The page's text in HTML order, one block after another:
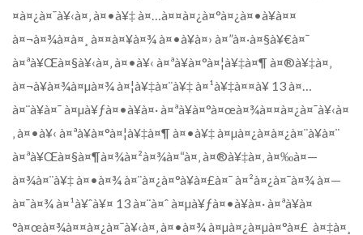
¤à¤¿à¤¯à¥‹à¤‚ à¤•à¥‡ à¤…à¤¤à¤¿à¤°à¤¿à¤•à¥à¤¤
à¤¬à¤¾à¤à¤¸ à¤¤à¤¥à¤¾ à¤•à¥à¤› à¤”à¤·à¤§à¥€à¤¯
à¤ªà¥Œà¤§à¥‹à¤‚ à¤•à¥‹ à¤ªà¥à¤°à¤¦à¥‡à¤¶ à¤®à¥‡à¤‚
à¤¬à¥à¤¾à¤µà¤¾ à¤¦à¥‡à¤¨à¥‡ à¤¹à¥‡à¤¤à¥ 13 à¤…
à¤¨à¥à¤¯ à¤µà¥ƒà¤•à¥à¤· à¤ªà¥à¤°à¤œà¤¾à¤¤à¤¿à¤¯à¥‹à¤
‚ à¤•à¥‹ à¤ªà¥à¤°à¤¦à¥‡à¤¶ à¤•à¥‡ à¤µà¤¿à¤­à¤¿à¤¨à¥à¤¨
à¤ªà¥Œà¤§à¤¶à¤¾à¤²à¤¾à¤“à¤‚ à¤®à¥‡à¤‚ à¤‰à¤—
à¤¾à¤¨à¥‡ à¤•à¤¾ à¤¨à¤¿à¤°à¥à¤£à¤¯ à¤²à¤¿à¤¯à¤¾ à¤—
à¤¯à¤¾ à¤¹à¥ˆà¥¤ 13 à¤¨à¤ˆ à¤µà¥ƒà¤•à¥à¤· à¤ªà¥à¤
°à¤œà¤¾à¤¤à¤¿à¤¯à¥‹à¤‚ à¤•à¤¾ à¤µà¤¿à¤µà¤°à¤£ à¤‡à¤¸